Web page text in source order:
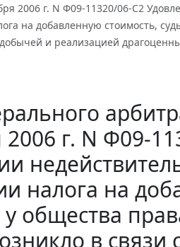
2006 г. N Ф09-11320/06-С2
на добавленную стоимость,
и реализацией
2006 г. N Ф09-
налога на
общества
в связи